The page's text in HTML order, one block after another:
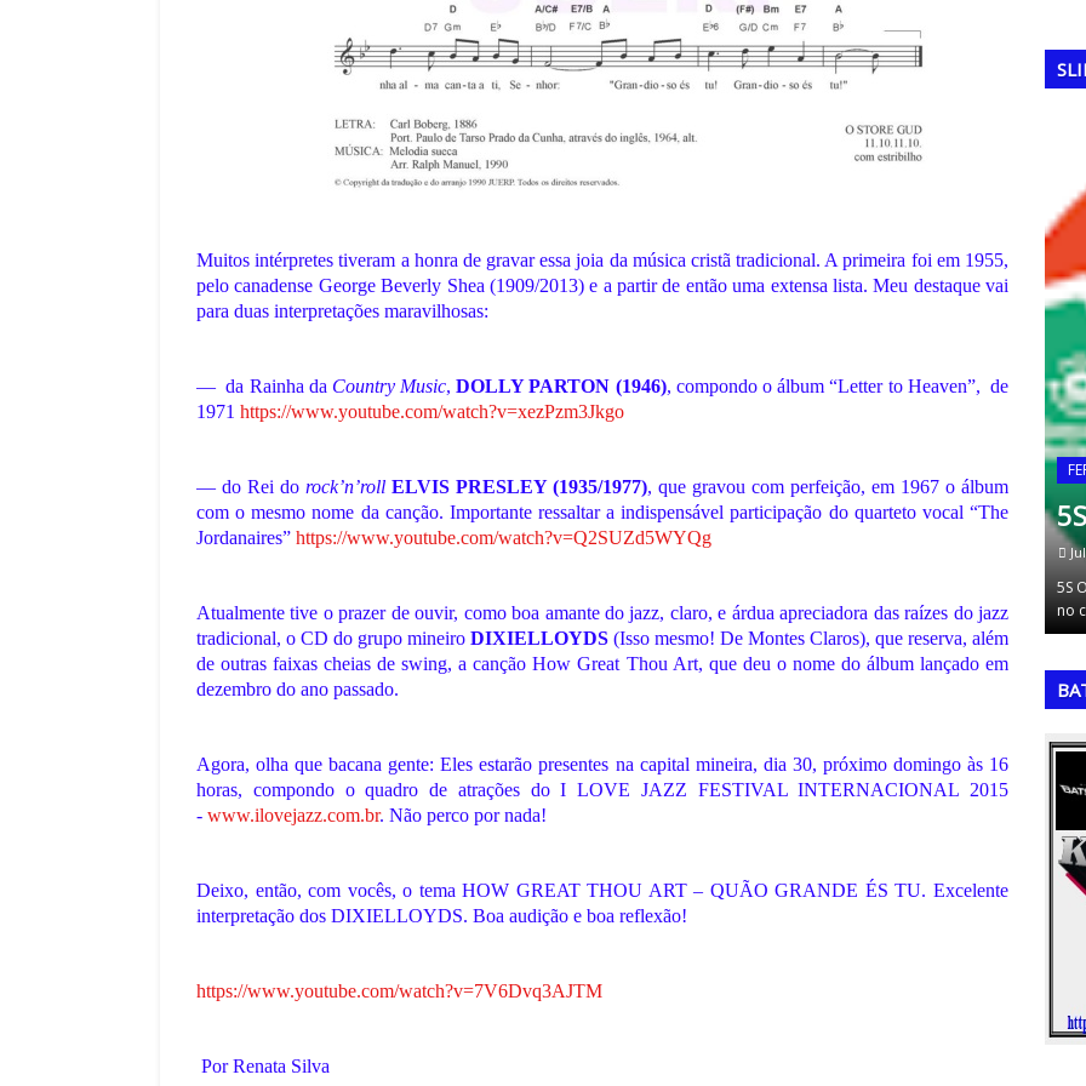
Muitos intérpretes tiveram a honra de gravar essa joia da música cristã tradicional. A primeira foi em 1955,
pelo canadense George Beverly Shea (1909/2013) e a partir de então uma extensa lista. Meu destaque vai
para duas interpretações maravilhosas:
— da Rainha da Country Music,DOLLY PARTON (1946), compondo o álbum “Letter to Heaven”, de
1971 https://www.youtube.com/watch?v=xezPzm3Jkgo
— do Rei do rock’n’roll ELVIS PRESLEY (1935/1977), que gravou com perfeição, em 1967 o álbum
com o mesmo nome da canção. Importante ressaltar a indispensável participação do quarteto vocal “The
Jordanaires” https://www.youtube.com/watch?v=Q2SUZd5WYQg
Atualmente tive o prazer de ouvir, como boa amante do jazz, claro, e árdua apreciadora das raízes do jazz
tradicional, o CD do grupo mineiro DIXIELLOYDS (Isso mesmo! De Montes Claros), que reserva, além
de outras faixas cheias de swing, a canção How Great Thou Art, que deu o nome do álbum lançado em
dezembro do ano passado.
Agora, olha que bacana gente: Eles estarão presentes na capital mineira, dia 30, próximo domingo às 16
horas, compondo o quadro de atrações do I LOVE JAZZ FESTIVAL INTERNACIONAL 2015
- www.ilovejazz.com.br. Não perco por nada!
Deixo, então, com vocês, o tema HOW GREAT THOU ART – QUÃO GRANDE ÉS TU. Excelente
interpretação dos DIXIELLOYDS. Boa audição e boa reflexão!
https://www.youtube.com/watch?v=7V6Dvq3AJTM
Por Renata Silva
no Brasil
BrasilA Taça Independência,…
,
COPA DO MUNDO
O Pentacampeonato
Brasileiro na Ásia
July 11, 2026
Brasileiro na ÁsiaA décima sétima edição da…